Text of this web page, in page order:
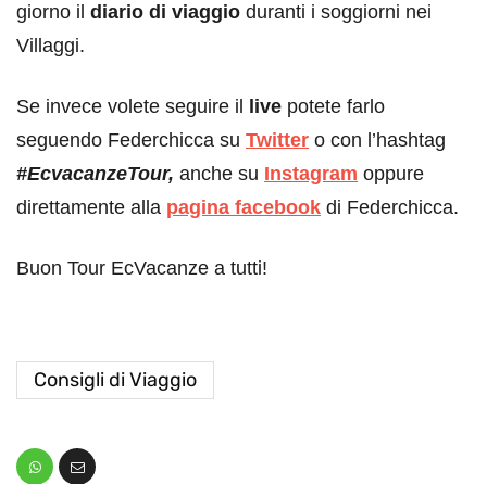
giorno il diario di viaggio duranti i soggiorni nei
Villaggi.
Se invece volete seguire il live potete farlo
seguendo Federchicca su Twitter o con l’hashtag
#EcvacanzeTour, anche su Instagram oppure
direttamente alla pagina facebook di Federchicca.
Buon Tour EcVacanze a tutti!
Consigli di Viaggio